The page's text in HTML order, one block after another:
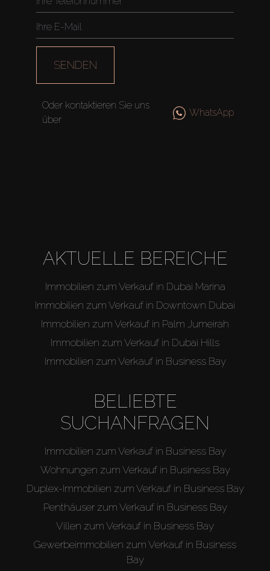
Kaufen
Miete
About Us
SENDEN
Oder kontaktieren Sie uns
über
WhatsApp
AKTUELLE BEREICHE
Immobilien zum Verkauf in Dubai Marina
Immobilien zum Verkauf in Downtown Dubai
Immobilien zum Verkauf in Palm Jumeirah
Immobilien zum Verkauf in Dubai Hills
Immobilien zum Verkauf in Business Bay
BELIEBTE
SUCHANFRAGEN
Immobilien zum Verkauf in Business Bay
Wohnungen zum Verkauf in Business Bay
Duplex-Immobilien zum Verkauf in Business Bay
Penthäuser zum Verkauf in Business Bay
Villen zum Verkauf in Business Bay
Gewerbeimmobilien zum Verkauf in Business
Bay